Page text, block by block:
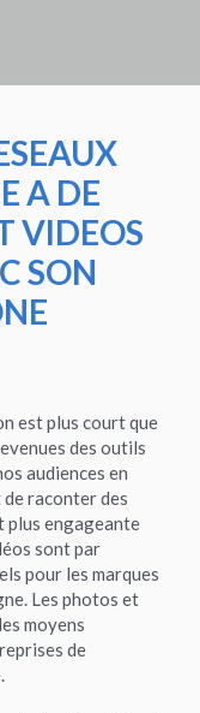
A DE
VIDEOS
SON
est plus court que
des outils
audiences en
raconter des
plus engageante
sont par
pour les marques
Les photos et
moyens
de